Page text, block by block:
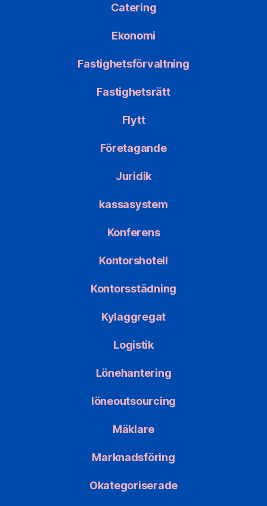
Catering
Ekonomi
Fastighetsförvaltning
Fastighetsrätt
Flytt
Företagande
Juridik
kassasystem
Konferens
Kontorshotell
Kontorsstädning
Kylaggregat
Logistik
Lönehantering
löneoutsourcing
Mäklare
Marknadsföring
Okategoriserade